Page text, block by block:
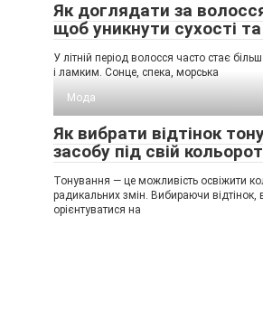
Як доглядати за
щоб уникнути сухості
У літній період волосся часто стає
і ламким. Сонце, спека, морська
Мода
Як вибрати відтінок
засобу під свій
Тонування — це можливість освіжити
радикальних змін. Вибираючи
орієнтуватися на